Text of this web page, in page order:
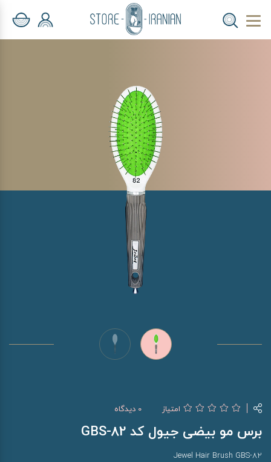
امتیاز 0 دیدگاه
برس مو بیضی جیول کد GBS-82
Jewel Hair Brush GBS-82